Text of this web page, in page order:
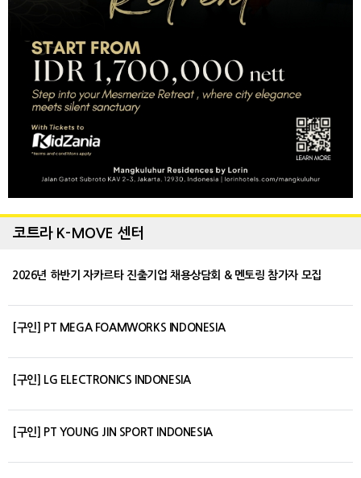
코트라 K-MOVE 센터
2026년 하반기 자카르타 진출기업 채용상담회 & 멘토링 참가자 모집
[구인] PT MEGA FOAMWORKS INDONESIA
[구인] LG ELECTRONICS INDONESIA
[구인] PT YOUNG JIN SPORT INDONESIA